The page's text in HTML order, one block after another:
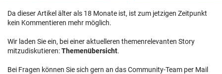
Da dieser Artikel älter als 18 Monate ist, ist zum jetzigen Zeitpunkt
kein Kommentieren mehr möglich.
Wir laden Sie ein, bei einer aktuelleren themenrelevanten Story
mitzudiskutieren:Themenübersicht.
Bei Fragen können Sie sich gern an das Community-Team per Mail